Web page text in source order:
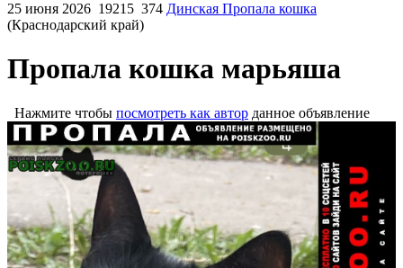
25 июня 2026 19215 374 Динская Пропала кошка
(Краснодарский край)
Пропала кошка марьяша
Нажмите чтобы посмотреть как автор данное объявление